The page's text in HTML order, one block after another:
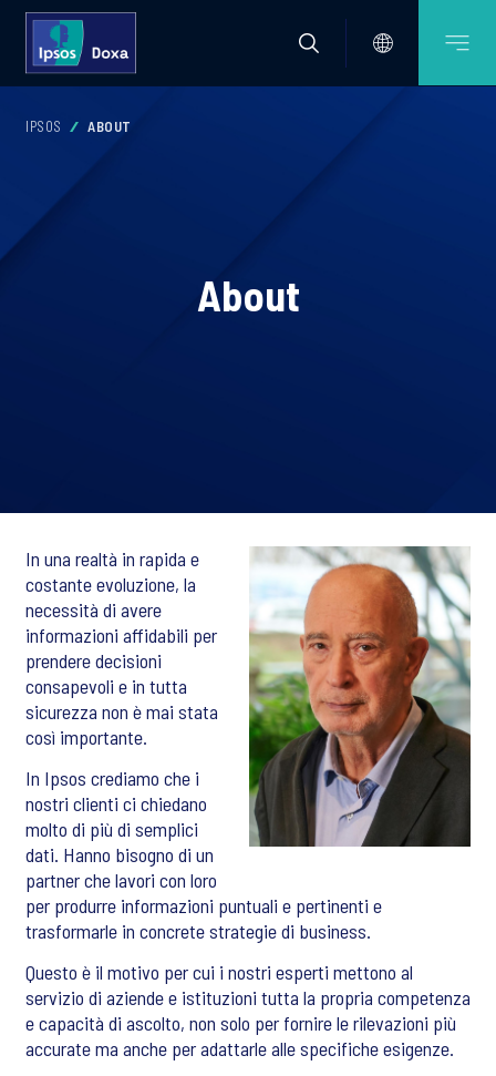
IPSOS ABOUT
About
In una realtà in rapida e
costante evoluzione, la
necessità di avere
informazioni affidabili per
prendere decisioni
consapevoli e in tutta
sicurezza non è mai stata
così importante.
In Ipsos crediamo che i
nostri clienti ci chiedano
molto di più di semplici
dati. Hanno bisogno di un
partner che lavori con loro
per produrre informazioni puntuali e pertinenti e
trasformarle in concrete strategie di business.
Questo è il motivo per cui i nostri esperti mettono al
servizio di aziende e istituzioni tutta la propria competenza
e capacità di ascolto, non solo per fornire le rilevazioni più
accurate ma anche per adattarle alle specifiche esigenze.